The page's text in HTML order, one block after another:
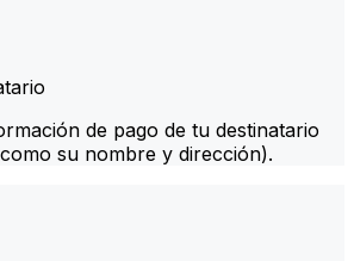
de pago de tu destinatario
su nombre y dirección).